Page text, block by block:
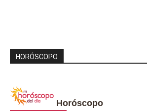
HORÓSCOPO
Horóscopo